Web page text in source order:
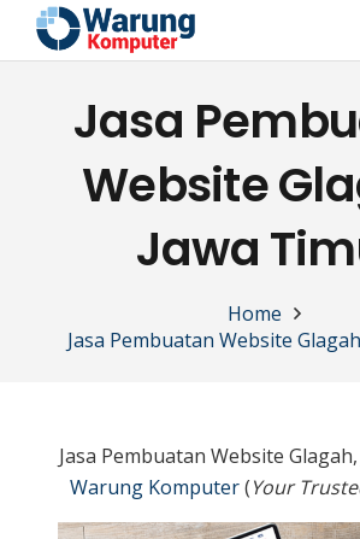
Jasa
Website
Jawa
Home
Jasa Pembuatan Website
Jasa Pembuatan Website
Warung Komputer(Your